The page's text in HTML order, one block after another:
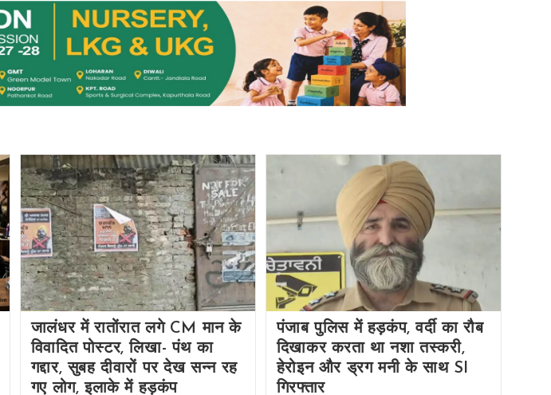
जालंधर में रातोंरात लगे CM मान के
विवादित पोस्टर, लिखा- पंथ का
गद्दार, सुबह दीवारों पर देख सन्न रह
गए लोग, इलाके में हड़कंप
पंजाब पुलिस में हड़कंप, वर्दी का रौब
दिखाकर करता था नशा तस्करी,
हेरोइन और ड्रग मनी के साथ SI
गिरफ्तार